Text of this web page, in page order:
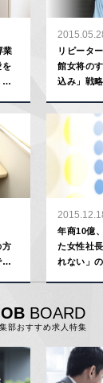
業
を
リピータ
館女将の
込み」戦略
方
年商10億
た女性社
れない」
BOARD
部おすすめ求人特集